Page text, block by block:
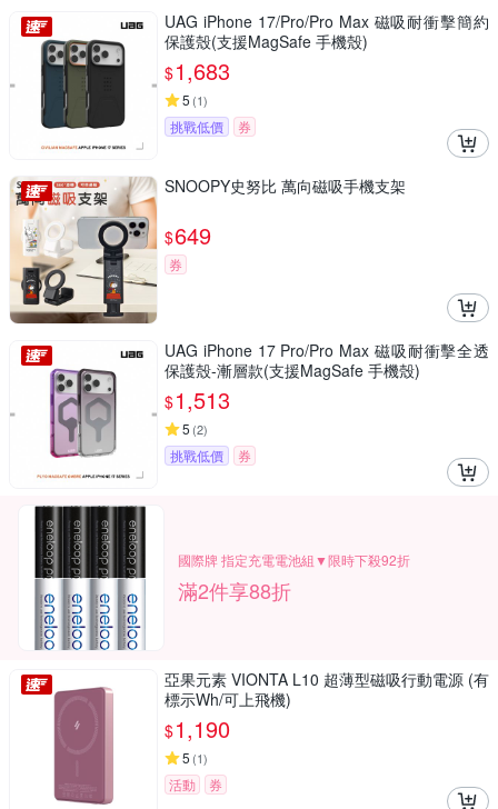
UAG iPhone 17/Pro/Pro Max 磁吸耐衝擊簡約
保護殼(支援MagSafe 手機殼)
$1,683
5 (1)
挑戰低價 券
SNOOPY史努比 萬向磁吸手機支架
$649
券
UAG iPhone 17 Pro/Pro Max 磁吸耐衝擊全透
保護殼-漸層款(支援MagSafe 手機殼)
$1,513
5 (2)
挑戰低價 券
國際牌 指定充電電池組▼限時下殺92折
滿2件享88折
亞果元素 VIONTA L10 超薄型磁吸行動電源 (有
標示Wh/可上飛機)
$1,190
5 (1)
活動 券